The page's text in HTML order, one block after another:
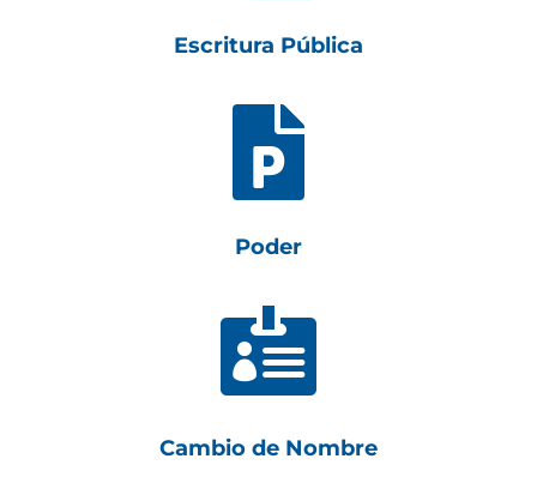
Escritura Pública

Poder

Cambio de Nombre